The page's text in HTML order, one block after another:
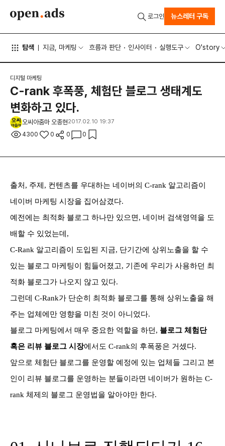
탐색 지금, 마케팅 흐름과 판단 인사이터 실행도구 O'story
로그인 뉴스레터 구독
디지털 마케팅
C-rank 후폭풍, 체험단 블로그 생태계도
변화하고 있다.
오씨아줌마 오종현2017.02.10 19:37
4300 0 0 0
출처, 주제, 컨텐츠를 우대하는 네이버의 C-rank 알고리즘이
네이버 마케팅 시장을 집어삼겼다.
예전에는 최적화 블로그 하나만 있으면, 네이버 검색영역을 도
배할 수 있었는데,
C-Rank 알고리즘이 도입된 지금, 단기간에 상위노출을 할 수
있는 블로그 마케팅이 힘들어졌고, 기존에 우리가 사용하던 최
적화 블로그가 나오지 않고 있다.
그런데 C-Rank가 단순히 최적화 블로그를 통해 상위노출을 해
주는 업체에만 영향을 미친 것이 아니었다.
블로그 마케팅에서 매우 중요한 역할을 하던, 블로그 체험단
혹은 리뷰 블로그 시장에서도 C-rank의 후폭풍은 거셌다.
앞으로 체험단 블로그를 운영할 예정에 있는 업체들 그리고 본
인이 리뷰 블로그를 운영하는 분들이라면 네이버가 원하는 C-
rank 체제의 블로그 운영법을 알아야만 한다.